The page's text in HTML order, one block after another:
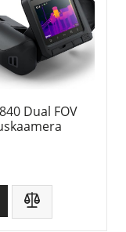
Dual FOV